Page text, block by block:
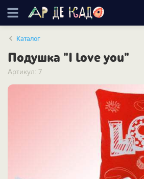
Каталог
Подушка "I love you"
Артикул: 7